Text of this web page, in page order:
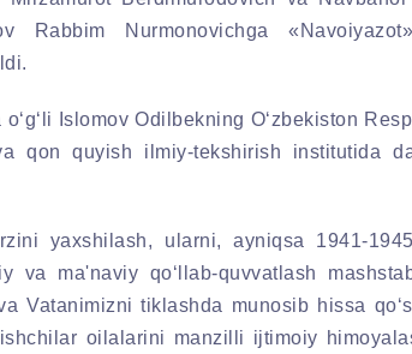
Rabbim Nurmonovichga
Islomov Odilbekning O‘zbekiston
qon quyish ilmiy-tekshirish institutida
yaxshilash, ularni, ayniqsa 1941-
va ma'naviy qo‘llab-quvvatlash
Vatanimizni tiklashda munosib hissa
oilalarini manzilli ijtimoiy